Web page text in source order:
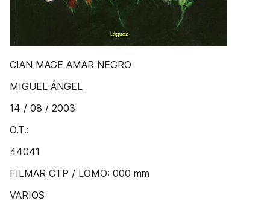
CIAN MAGE AMAR NEGRO
MIGUEL ÁNGEL
14 / 08 / 2003
O.T.:
44041
FILMAR CTP / LOMO: 000 mm
VARIOS